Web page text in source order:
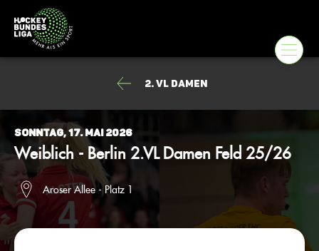
2. VL Damen
Sonntag, 17. Mai 2026
Weiblich - Berlin 2.VL Damen Feld 25/26
Aroser Allee - Platz 1